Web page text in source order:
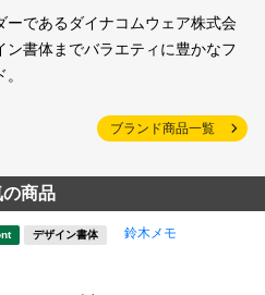
ーであるダイナコムウェア株式会
書体までバラエティに豊かなフ
ブランド商品一覧
の商品
デザイン書体 鈴木メモ